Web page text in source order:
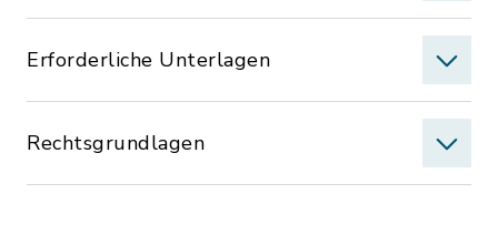
Erforderliche Unterlagen
Rechtsgrundlagen